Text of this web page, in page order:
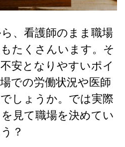
、看護師のまま職場
たくさんいます。そ
安となりやすいポイ
での労働状況や医師
しょうか。では実際
見て職場を決めてい
？